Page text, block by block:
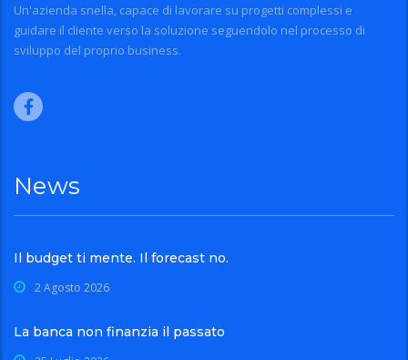
Un'azienda snella, capace di lavorare su progetti complessi e
guidare il cliente verso la soluzione seguendolo nel processo di
sviluppo del proprio business.
News
Il budget ti mente. Il forecast no.
2 Agosto 2026
La banca non finanzia il passato